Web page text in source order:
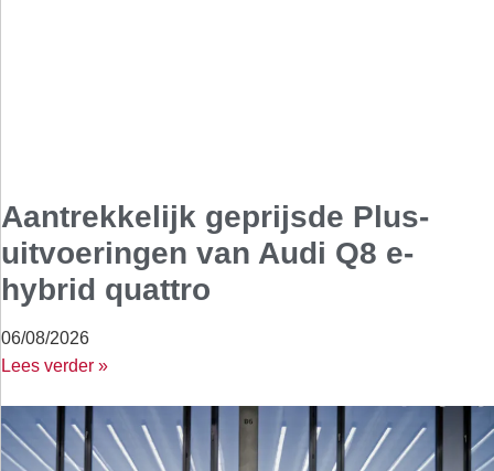
Aantrekkelijk geprijsde Plus-
uitvoeringen van Audi Q8 e-
hybrid quattro
06/08/2026
Lees verder »